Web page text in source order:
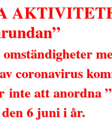
coronavirus
inte att anordna
6 juni i år.